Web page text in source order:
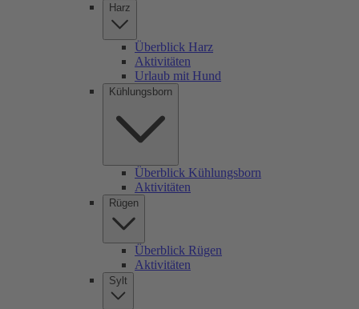
Harz
Überblick Harz
Aktivitäten
Urlaub mit Hund
Kühlungsborn
Überblick Kühlungsborn
Aktivitäten
Rügen
Überblick Rügen
Aktivitäten
Sylt